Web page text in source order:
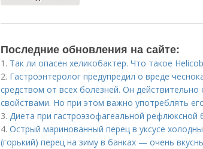
Последние обновления на сайте:
1. Так ли опасен хеликобактер. Что такое
2. Гастроэнтеролог предупредил о вреде
средством от всех болезней. Он
свойствами. Но при этом важно употреблять
3. Диета при гастроэзофагеальной рефлюксной
4. Острый маринованный перец в уксусе
(горький) перец на зиму в банках — очень